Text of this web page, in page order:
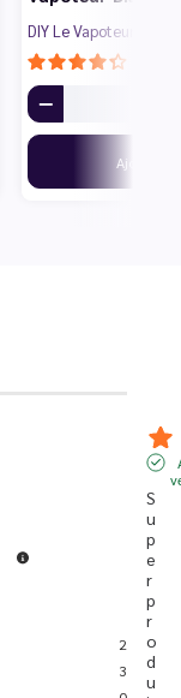
DIY Le Vapoteur
Ajouter
2
3
S
u
p
e
r
p
r
o
d
u